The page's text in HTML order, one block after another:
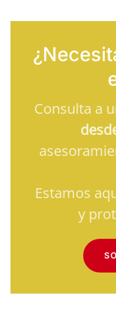
Consulta a
Estamos
y